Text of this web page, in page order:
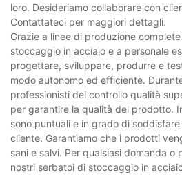
loro. Desideriamo collaborare con
Contattateci per maggiori dettagli.
Grazie a linee di produzione
stoccaggio in acciaio e a personale
progettare, sviluppare, produrre e
modo autonomo ed efficiente.
professionisti del controllo qualità
per garantire la qualità del prodotto.
sono puntuali e in grado di
cliente. Garantiamo che i prodotti
sani e salvi. Per qualsiasi domanda o
nostri serbatoi di stoccaggio in